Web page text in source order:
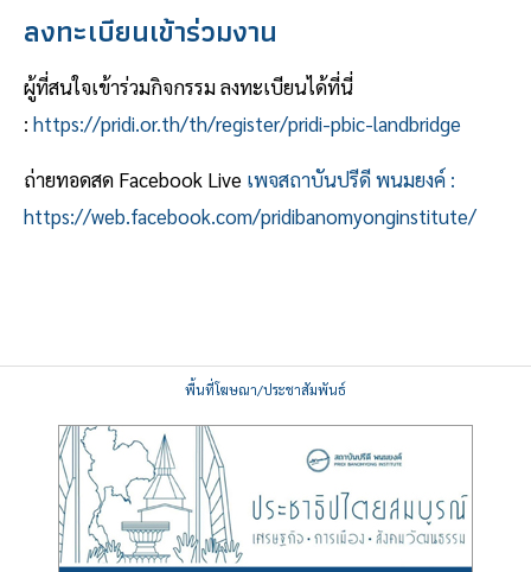
ลงทะเบียนเข้าร่วมงาน
ผู้ที่สนใจเข้าร่วมกิจกรรม ลงทะเบียนได้ที่นี่
: https://pridi.or.th/th/register/pridi-pbic-landbridge
ถ่ายทอดสด Facebook Live เพจสถาบันปรีดี พนมยงค์ :
https://web.facebook.com/pridibanomyonginstitute/
พื้นที่โฆษณา/ประชาสัมพันธ์